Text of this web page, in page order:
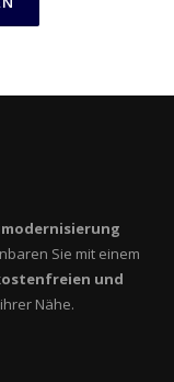
Sie mit einem
und
Nähe.